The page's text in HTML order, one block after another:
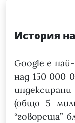
История
Google е
над 150 000
(общо 5
“говореща”